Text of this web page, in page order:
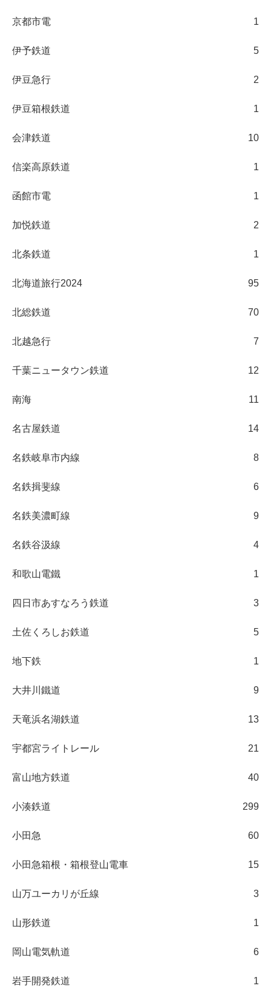
京都市電 1
伊予鉄道 5
伊豆急行 2
伊豆箱根鉄道 1
会津鉄道 10
信楽高原鉄道 1
函館市電 1
加悦鉄道 2
北条鉄道 1
北海道旅行2024 95
北総鉄道 70
北越急行 7
千葉ニュータウン鉄道 12
南海 11
名古屋鉄道 14
名鉄岐阜市内線 8
名鉄揖斐線 6
名鉄美濃町線 9
名鉄谷汲線 4
和歌山電鐵 1
四日市あすなろう鉄道 3
土佐くろしお鉄道 5
地下鉄 1
大井川鐵道 9
天竜浜名湖鉄道 13
宇都宮ライトレール 21
富山地方鉄道 40
小湊鉄道 299
小田急 60
小田急箱根・箱根登山電車 15
山万ユーカリが丘線 3
山形鉄道 1
岡山電気軌道 6
岩手開発鉄道 1